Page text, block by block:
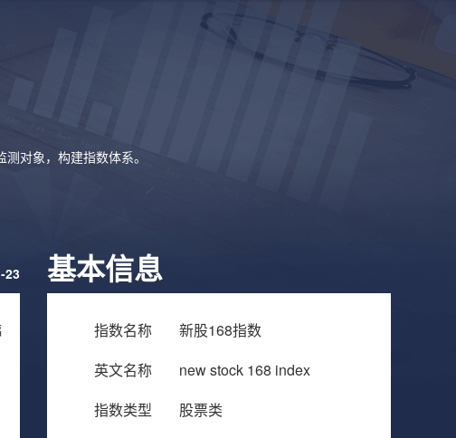
对象，构建指数体系。
23 基本信息
指数名称
新股168指数
英文名称
new stock 168 index
指数类型
股票类